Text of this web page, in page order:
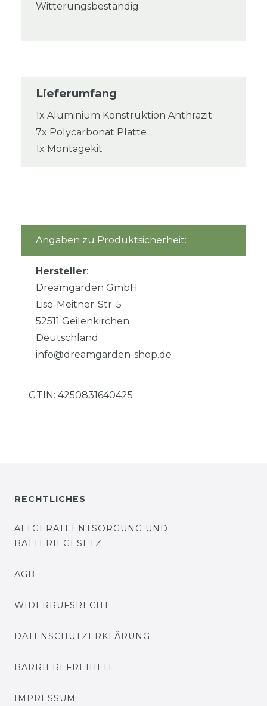
Witterungsbeständig
Lieferumfang
1x Aluminium Konstruktion Anthrazit
7x Polycarbonat Platte
1x Montagekit
Angaben zu Produktsicherheit:
Hersteller:
Dreamgarden GmbH
Lise-Meitner-Str. 5
52511 Geilenkirchen
Deutschland
info@dreamgarden-shop.de
GTIN: 4250831640425
RECHTLICHES
ALTGERÄTEENTSORGUNG UND
BATTERIEGESETZ
AGB
WIDERRUFSRECHT
DATENSCHUTZERKLÄRUNG
BARRIEREFREIHEIT
IMPRESSUM